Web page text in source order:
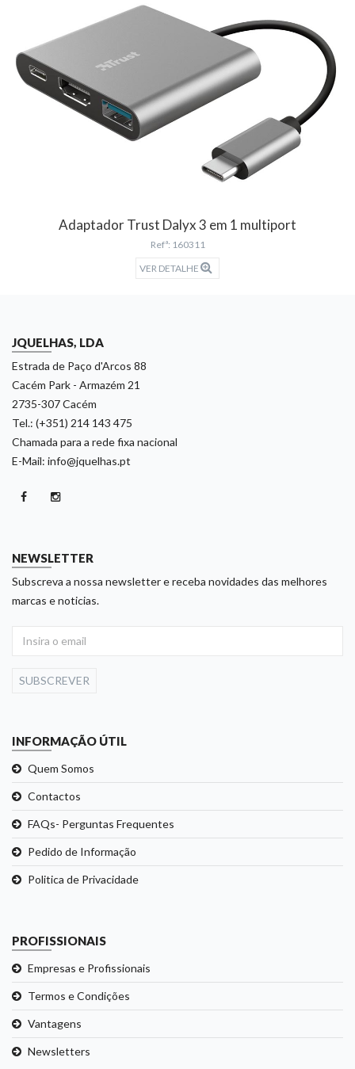
Adaptador Trust Dalyx 3 em 1 multiport
Refª: 160311
VER DETALHE
JQUELHAS, LDA
Estrada de Paço d'Arcos 88
Cacém Park - Armazém 21
2735-307 Cacém
Tel.: (+351) 214 143 475
Chamada para a rede fixa nacional
E-Mail: info@jquelhas.pt
NEWSLETTER
Subscreva a nossa newsletter e receba novidades das melhores
marcas e noticias.
SUBSCREVER
INFORMAÇÃO ÚTIL
Quem Somos
Contactos
FAQs- Perguntas Frequentes
Pedido de Informação
Politica de Privacidade
PROFISSIONAIS
Empresas e Profissionais
Termos e Condições
Vantagens
Newsletters